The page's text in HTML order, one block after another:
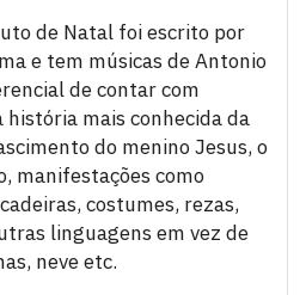
de Natal foi escrito por
e tem músicas de Antonio
de contar com
história mais conhecida da
do menino Jesus, o
manifestações como
costumes, rezas,
linguagens em vez de
neve etc.